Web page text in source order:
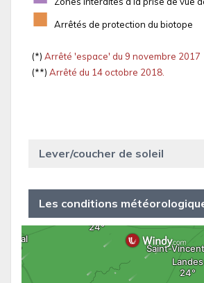
■ Arrêtés de protection du biotope
(*) Arrêté 'espace' du 9 novembre 2017
(**) Arrêté du 14 octobre 2018.
Lever/coucher de soleil
Les conditions